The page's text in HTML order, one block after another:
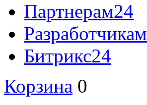
Партнерам24
Разработчикам
Битрикс24
Корзина 0